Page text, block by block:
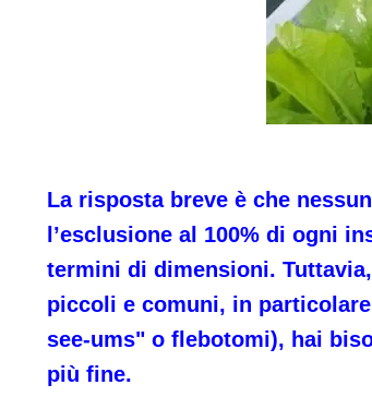
La risposta breve è che
l’esclusione al 100% di ogni
termini di dimensioni.
piccoli e comuni, in
see-ums" o flebotomi), hai
più fine.